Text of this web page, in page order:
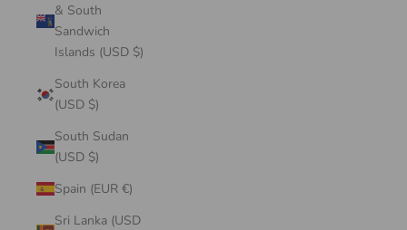
& South
Sandwich
Islands (USD $)
South Korea
(USD $)
South Sudan
(USD $)
Spain (EUR €)
Sri Lanka (USD